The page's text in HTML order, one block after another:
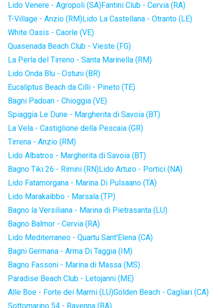
Lido Venere - Agropoli (SA)Fantini Club - Cervia (RA)
T-Village - Anzio (RM)Lido La Castellana - Otranto (LE)
White Oasis - Caorle (VE)
Quasenada Beach Club - Vieste (FG)
La Perla del Tirreno - Santa Marinella (RM)
Lido Onda Blu - Ostuni (BR)
Eucaliptus Beach da Cilli - Pineto (TE)
Bagni Padoan - Chioggia (VE)
Spiaggia Le Dune - Margherita di Savoia (BT)
La Vela - Castiglione della Pescaia (GR)
Tirrena - Anzio (RM)
Lido Albatros - Margherita di Savoia (BT)
Bagno Tiki 26 - Rimini (RN)Lido Arturo - Portici (NA)
Lido Fatamorgana - Marina Di Pulsaano (TA)
Lido Marakaibbo - Marsala (TP)
Bagno la Versiliana - Marina di Pietrasanta (LU)
Bagno Balmor - Cervia (RA)
Lido Mediterraneo - Quartu Sant'Elena (CA)
Bagni Germana - Arma Di Taggia (IM)
Bagno Fassoni - Marina di Massa (MS)
Paradise Beach Club - Letojanni (ME)
Alle Boe - Forte dei Marmi (LU)Golden Beach - Cagliari (CA)
Sottomarino 54 - Ravenna (RA)